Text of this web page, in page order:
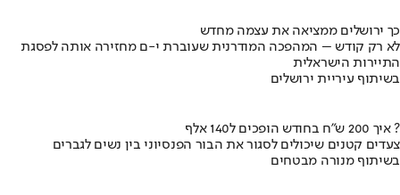
כך ירושלים ממציאה את עצמה מחדש
לא רק קודש – המהפכה המודרנית שעוברת י-ם מחזירה אותה לפסגת
התיירות הישראלית
בשיתוף עיריית ירושלים
איך 200 ש"ח בחודש הופכים ל140 אלף ?
צעדים קטנים שיכולים לסגור את הבור הפנסיוני בין נשים לגברים
בשיתוף מנורה מבטחים